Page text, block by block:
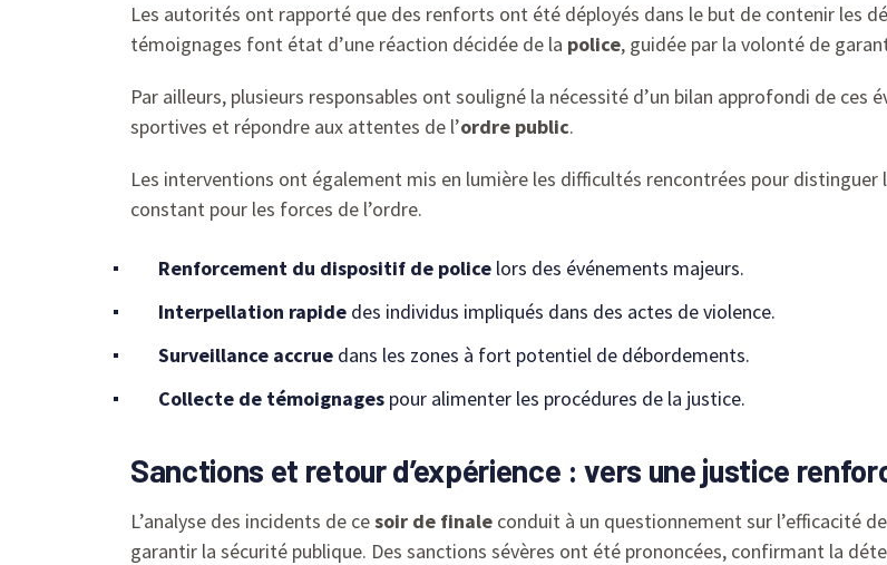
Les autorités ont rapporté que des renforts ont été déployés dans le but de contenir les
témoignages font état d’une réaction décidée de la police, guidée par la volonté de
Par ailleurs, plusieurs responsables ont souligné la nécessité d’un bilan approfondi de
sportives et répondre aux attentes de l’ordre public.
Les interventions ont également mis en lumière les difficultés rencontrées pour
constant pour les forces de l’ordre.
Renforcement du dispositif de police lors des événements majeurs.
Interpellation rapide des individus impliqués dans des actes de violence.
Surveillance accrue dans les zones à fort potentiel de débordements.
Collecte de témoignages pour alimenter les procédures de la justice.
Sanctions et retour d’expérience : vers une justice
L’analyse des incidents de cesoir de finale conduit à un questionnement sur l’efficacité
garantir la sécurité publique. Des sanctions sévères ont été prononcées, confirmant la